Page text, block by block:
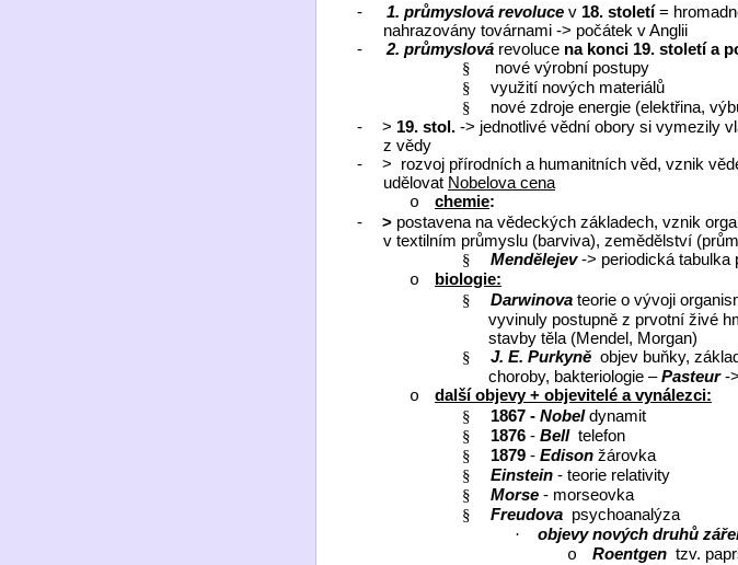
- 1. průmyslová revoluce v 18. století=
nahrazovány továrnami -> počátek v Anglii
-
2. průmyslová revoluce na konci 19. století a
§ nové výrobní postupy
§ využití nových materiálů
§
nové zdroje energie (elektřina,
-
> 19. stol. -> jednotlivé vědní obory si vymezily
z vědy
-
> rozvoj přírodních a humanitních věd, vznik
udělovat Nobelova cena
o
chemie:
-
> postavena na vědeckých základech, vznik
v textilním průmyslu (barviva), zemědělství
§ Mendělejev-> periodická tabulka
o
biologie:
§ Darwinova teorie o vývoji
vyvinuly postupně z prvotní živé
stavby těla (Mendel, Morgan)
§ J. E. Purkyně objev buňky,
choroby, bakteriologie –Pasteur-
o
další objevy + objevitelé a vynálezci:
§ 1867 - Nobeldynamit
§ 1876 - Bell telefon
§ 1879 - Edison žárovka
§ Einstein - teorie relativity
§ Morse - morseovka
§ Freudova psychoanalýza
· objevy nových druhů
o
Roentgen tzv.